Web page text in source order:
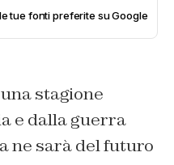
tue fonti preferite su Google
stagione
e dalla guerra
ne sarà del futuro